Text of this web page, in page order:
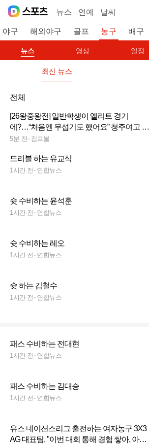
뉴스 연예 날씨
야구 해외야구 골프 농구 배구
뉴스 영상 일정
최신 뉴스
전체
[26왕중왕전] 일반학생이 엘리트 경기
에?…“처음엔 무섭기도 했어요” 청주여고 지
킨 두 1학년
5분 전 점프볼
드리블 하는 유교식
1시간 전 연합뉴스
슛 수비하는 윤석훈
1시간 전 연합뉴스
슛 수비하는 레오
1시간 전 연합뉴스
슛 하는 김철수
1시간 전 연합뉴스
패스 수비하는 전대현
1시간 전 연합뉴스
패스 수비하는 김대승
1시간 전 연합뉴스
유스 네이션스리그 출전하는 여자농구 3X3
AG 대표팀, "이번 대회 통해 경험 쌓아, 아시